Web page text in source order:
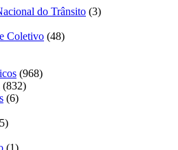
do Trânsito (3)
Coletivo (48)
(968)
(832)
(6)
(1)